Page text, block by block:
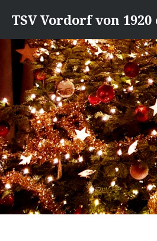
zumTSV Vordorf von 1920